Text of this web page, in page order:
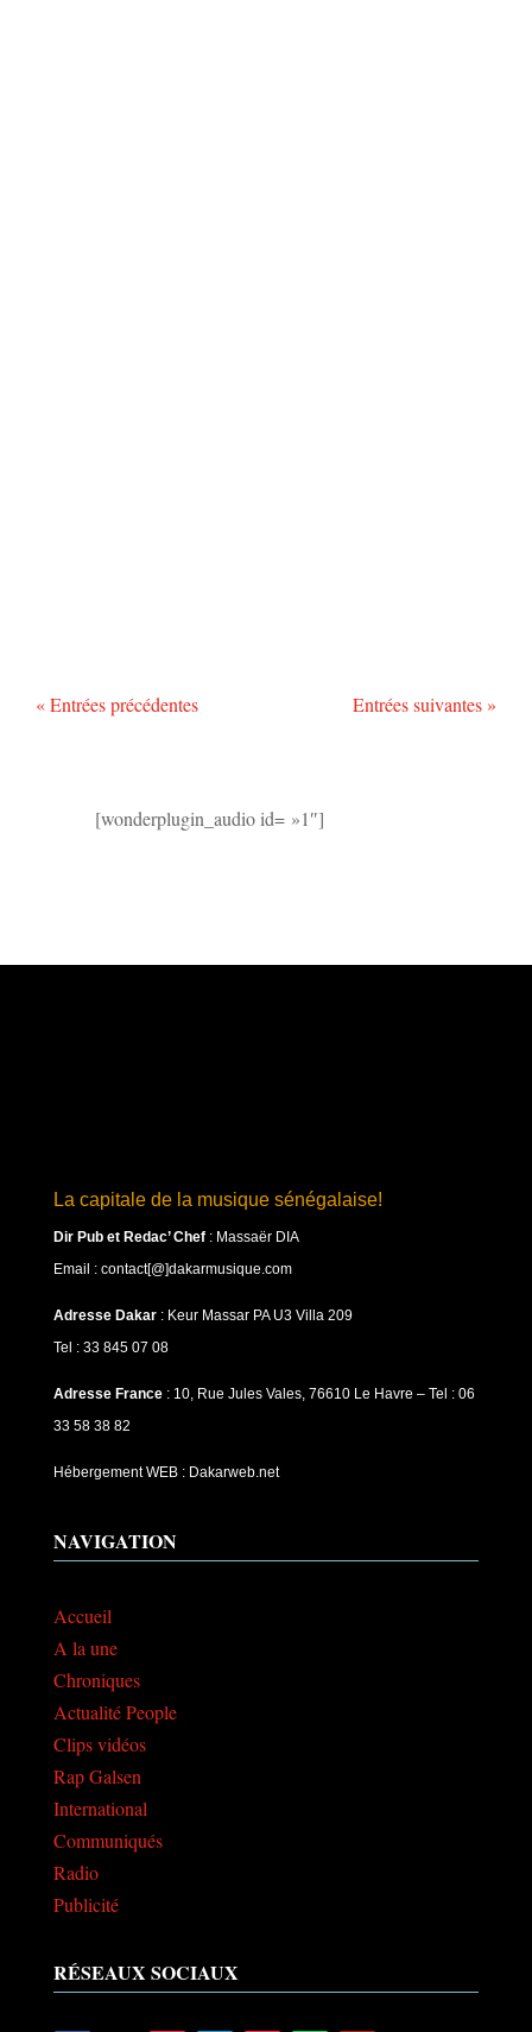
« Entrées précédentes Entrées suivantes »
[wonderplugin_audio id= »1″]
La capitale de la musique sénégalaise!
Dir Pub et Redac’ Chef: Massaër DIA
Email : contact[@]dakarmusique.com
Adresse Dakar: Keur Massar PA U3 Villa 209
Tel : 33 845 07 08
Adresse France: 10, Rue Jules Vales, 76610 Le Havre – Tel : 06
33 58 38 82
Hébergement WEB : Dakarweb.net
NAVIGATION
Accueil
A la une
Chroniques
Actualité People
Clips vidéos
Rap Galsen
International
Communiqués
Radio
Publicité
RÉSEAUX SOCIAUX